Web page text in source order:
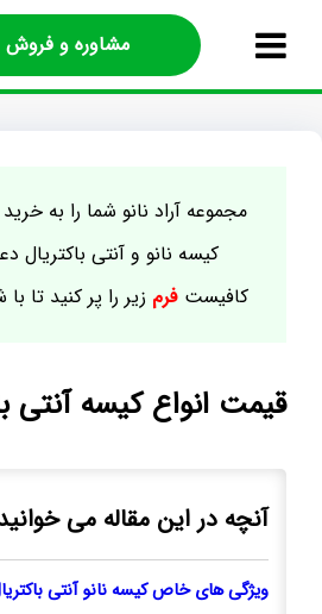
مشاوره و فروش
مجموعه آراد نانو شما را به
کیسه نانو و آنتی باکتریال
کافیستفرم زیر را پر کنید تا
قیمت انواع کیسه آنتی
آنچه در این مقاله می
ویژگی های خاص کیسه نانو آنتی